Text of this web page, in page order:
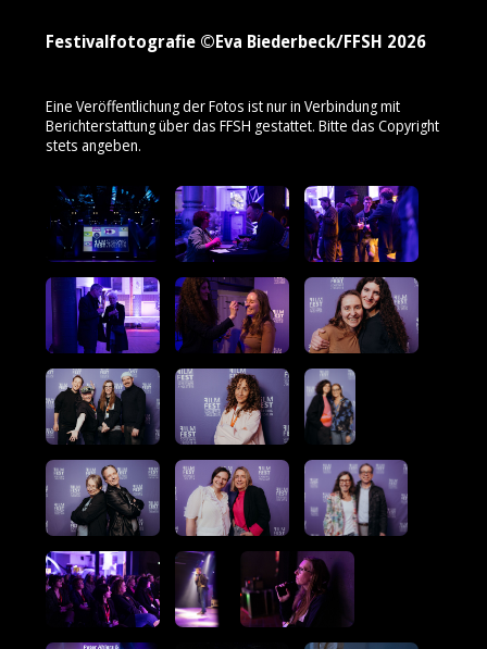
Festivalfotografie ©Eva Biederbeck/FFSH 2026
Eine Veröffentlichung der Fotos ist nur in Verbindung mit
Berichterstattung über das FFSH gestattet. Bitte das Copyright
stets angeben.